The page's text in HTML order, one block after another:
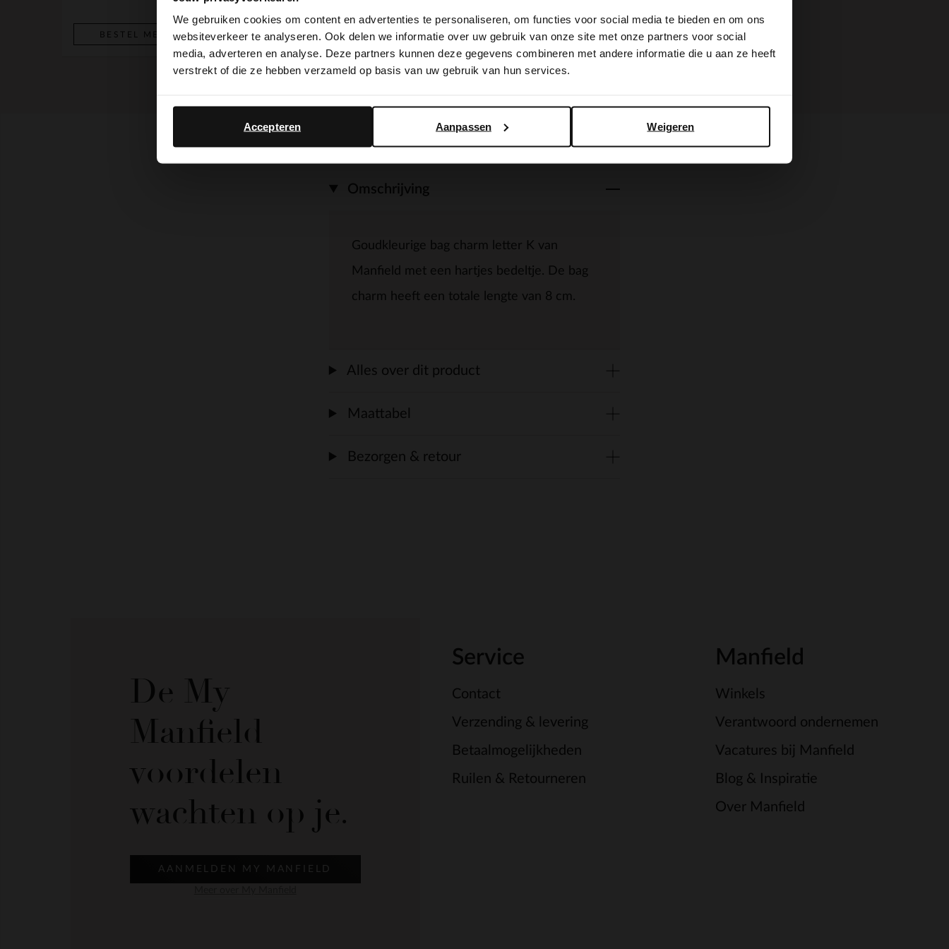
We gebruiken cookies om content en advertenties te personaliseren, om functies voor social media te bieden en om ons
websiteverkeer te analyseren. Ook delen we informatie over uw gebruik van onze site met onze partners voor social
media, adverteren en analyse. Deze partners kunnen deze gegevens combineren met andere informatie die u aan ze heeft
verstrekt of die ze hebben verzameld op basis van uw gebruik van hun services.
Weigeren
Aanpassen
Accepteren
BESTEL MEE BESTEL MEE
Omschrijving
Goudkleurige bag charm letter K van
Manfield met een hartjes bedeltje. De bag
charm heeft een totale lengte van 8 cm.
Alles over dit product
Maattabel
Bezorgen & retour
De My
Manfield
voordelen
wachten op je.
AANMELDEN MY MANFIELD
Service
Contact
Verzending & levering
Betaalmogelijkheden
Ruilen & Retourneren
Manfield
Winkels
Verantwoord ondernemen
Vacatures bij Manfield
Blog & Inspiratie
Over Manfield
It looks like your language isn't Dutch. Would you like to